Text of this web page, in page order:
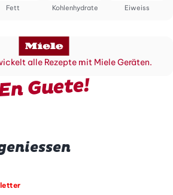
Fett Kohlenhydrate Eiweiss
alle Rezepte mit Miele Geräten.
Guete!